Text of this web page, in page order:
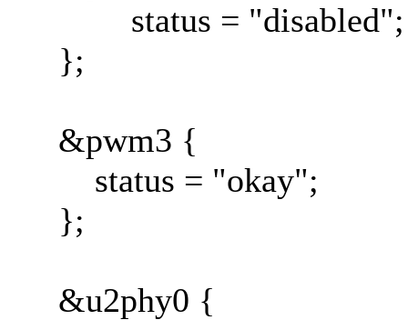
status = "disabled";
};
&pwm3 {
status = "okay";
};
&u2phy0 {